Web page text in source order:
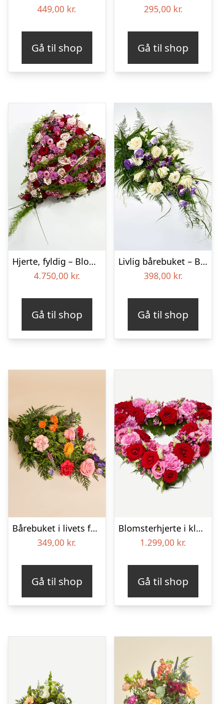
449,00 kr.
Gå til shop
295,00 kr.
Gå til shop
Hjerte, fyldig – Blomster til begravelse
4.750,00 kr.
Gå til shop
Livlig bårebuket – Blomster til begravelse
398,00 kr.
Gå til shop
Bårebuket i livets farver
349,00 kr.
Gå til shop
Blomsterhjerte i klassisk stil – pink
1.299,00 kr.
Gå til shop